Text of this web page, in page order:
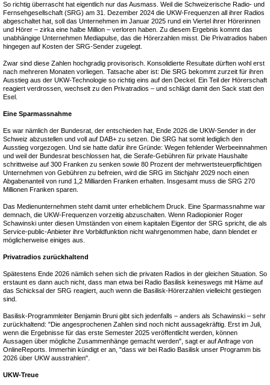
So richtig überrascht hat eigentlich nur das Ausmass. Weil die Schweizerische Radio- und
Fernsehgesellschaft (SRG) am 31. Dezember 2024 die UKW-Frequenzen all ihrer Radios
abgeschaltet hat, soll das Unternehmen im Januar 2025 rund ein Viertel ihrer Hörerinnen
und Hörer – zirka eine halbe Million – verloren haben. Zu diesem Ergebnis kommt das
unabhängige Unternehmen Mediapulse, das die Hörerzahlen misst. Die Privatradios haben
hingegen auf Kosten der SRG-Sender zugelegt.
Zwar sind diese Zahlen hochgradig provisorisch. Konsolidierte Resultate dürften wohl erst
nach mehreren Monaten vorliegen. Tatsache aber ist: Die SRG bekommt zurzeit für ihren
Ausstieg aus der UKW-Technologie so richtig eins auf den Deckel. Ein Teil der Hörerschaft
reagiert verdrossen, wechselt zu den Privatradios – und schlägt damit den Sack statt den
Esel.
Eine Sparmassnahme
Es war nämlich der Bundesrat, der entschieden hat, Ende 2026 die UKW-Sender in der
Schweiz abzustellen und voll auf DAB+ zu setzen. Die SRG hat somit lediglich den
Ausstieg vorgezogen. Und sie hatte dafür ihre Gründe: Wegen fehlender Werbeeinnahmen
und weil der Bundesrat beschlossen hat, die Serafe-Gebühren für private Haushalte
schrittweise auf 300 Franken zu senken sowie 80 Prozent der mehrwertsteuerpflichtigen
Unternehmen von Gebühren zu befreien, wird die SRG im Stichjahr 2029 noch einen
Abgabenanteil von rund 1,2 Milliarden Franken erhalten. Insgesamt muss die SRG 270
Millionen Franken sparen.
Das Medienunternehmen steht damit unter erheblichem Druck. Eine Sparmassnahme war
demnach, die UKW-Frequenzen vorzeitig abzuschalten. Wenn Radiopionier Roger
Schawinski unter diesen Umständen von einem kapitalen Eigentor der SRG spricht, die als
Service-public-Anbieter ihre Vorbildfunktion nicht wahrgenommen habe, dann blendet er
möglicherweise einiges aus.
Privatradios zurückhaltend
Spätestens Ende 2026 nämlich sehen sich die privaten Radios in der gleichen Situation. So
erstaunt es dann auch nicht, dass man etwa bei Radio Basilisk keineswegs mit Häme auf
das Schicksal der SRG reagiert, auch wenn die Basilisk-Hörerzahlen vielleicht gestiegen
sind.
Basilisk-Programmleiter Benjamin Bruni gibt sich jedenfalls – anders als Schawinski – sehr
zurückhaltend: "Die angesprochenen Zahlen sind noch nicht aussagekräftig. Erst im Juli,
wenn die Ergebnisse für das erste Semester 2025 veröffentlicht werden, können
Aussagen über mögliche Zusammenhänge gemacht werden", sagt er auf Anfrage von
OnlineReports. Immerhin kündigt er an, "dass wir bei Radio Basilisk unser Programm bis
2026 über UKW ausstrahlen".
UKW-Treue